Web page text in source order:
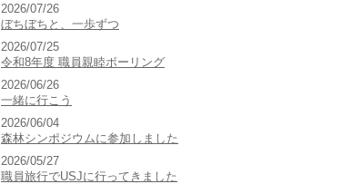
2026/07/26
ぼちぼちと、一歩ずつ
2026/07/25
令和8年度 職員親睦ボーリング
2026/06/26
一緒に行こう
2026/06/04
森林シンポジウムに参加しました
2026/05/27
職員旅行でUSJに行ってきました